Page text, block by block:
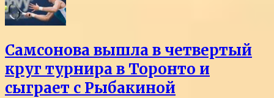
Самсонова вышла в четвертый
круг турнира в Торонто и
сыграет с Рыбакиной